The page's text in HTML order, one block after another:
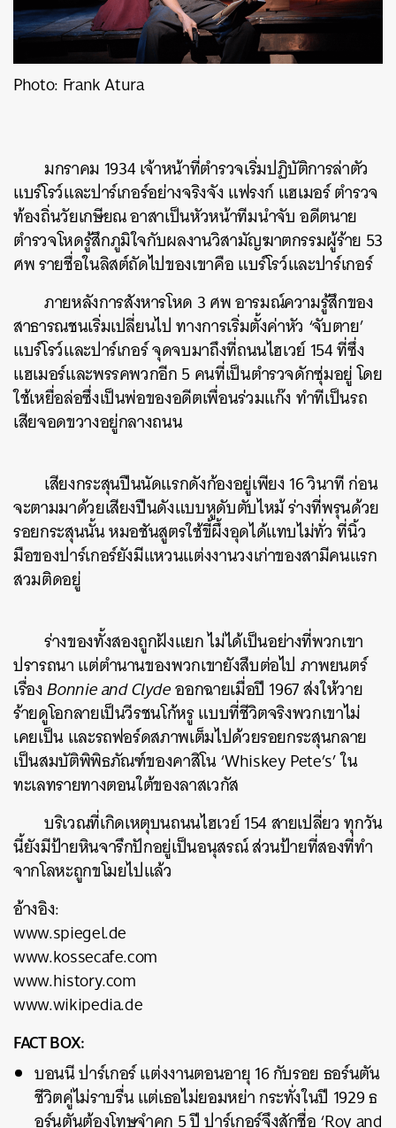
Photo: Frank Atura
​มกราคม 1934 เจ้าหน้าที่ตำรวจเริ่มปฏิบัติการล่าตัว
แบร์โรว์และปาร์เกอร์อย่างจริงจัง แฟรงก์ แฮเมอร์ ตำรวจ
ท้องถิ่นวัยเกษียณ อาสาเป็นหัวหน้าทีมนำจับ อดีตนาย
ตำรวจโหดรู้สึกภูมิใจกับผลงานวิสามัญฆาตกรรมผู้ร้าย 53
ศพ รายชื่อในลิสต์ถัดไปของเขาคือ แบร์โรว์และปาร์เกอร์
​ภายหลังการสังหารโหด 3 ศพ อารมณ์ความรู้สึกของ
สาธารณชนเริ่มเปลี่ยนไป ทางการเริ่มตั้งค่าหัว ‘จับตาย’
แบร์โรว์และปาร์เกอร์ จุดจบมาถึงที่ถนนไฮเวย์ 154 ที่ซึ่ง
แฮเมอร์และพรรคพวกอีก 5 คนที่เป็นตำรวจดักซุ่มอยู่ โดย
ใช้เหยื่อล่อซึ่งเป็นพ่อของอดีตเพื่อนร่วมแก๊ง ทำทีเป็นรถ
เสียจอดขวางอยู่กลางถนน
เสียงกระสุนปืนนัดแรกดังก้องอยู่เพียง 16 วินาที ก่อน
จะตามมาด้วยเสียงปืนดังแบบหูดับตับไหม้ ร่างที่พรุนด้วย
รอยกระสุนนั้น หมอชันสูตรใช้ขี้ผึ้งอุดได้แทบไม่ทั่ว ที่นิ้ว
มือของปาร์เกอร์ยังมีแหวนแต่งงานวงเก่าของสามีคนแรก
สวมติดอยู่
ร่างของทั้งสองถูกฝังแยก ไม่ได้เป็นอย่างที่พวกเขา
ปรารถนา แต่ตำนานของพวกเขายังสืบต่อไป ภาพยนตร์
เรื่องBonnie and Clydeออกฉายเมื่อปี 1967 ส่งให้วาย
ร้ายดูโอกลายเป็นวีรชนโก้หรู แบบที่ชีวิตจริงพวกเขาไม่
เคยเป็น และรถฟอร์ดสภาพเต็มไปด้วยรอยกระสุนกลาย
เป็นสมบัติพิพิธภัณฑ์ของคาสิโน ‘Whiskey Pete’s’ ใน
ทะเลทรายทางตอนใต้ของลาสเวกัส​
บริเวณที่เกิดเหตุบนถนนไฮเวย์ 154 สายเปลี่ยว ทุกวัน
นี้ยังมีป้ายหินจารึกปักอยู่เป็นอนุสรณ์ ส่วนป้ายที่สองที่ทำ
จากโลหะถูกขโมยไปแล้ว
อ้างอิง:
www.spiegel.de
www.kossecafe.com
www.history.com
www.wikipedia.de
FACT BOX:
บอนนี ปาร์เกอร์ แต่งงานตอนอายุ 16 กับรอย ธอร์นตัน
ชีวิตคู่ไม่ราบรื่น แต่เธอไม่ยอมหย่า กระทั่งในปี 1929 ธ
อร์นตันต้องโทษจำคุก 5 ปี ปาร์เกอร์จึงสักชื่อ ‘Roy and